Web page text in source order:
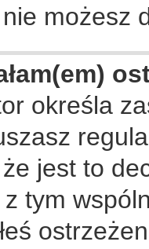
możesz
określa
jest to
tym